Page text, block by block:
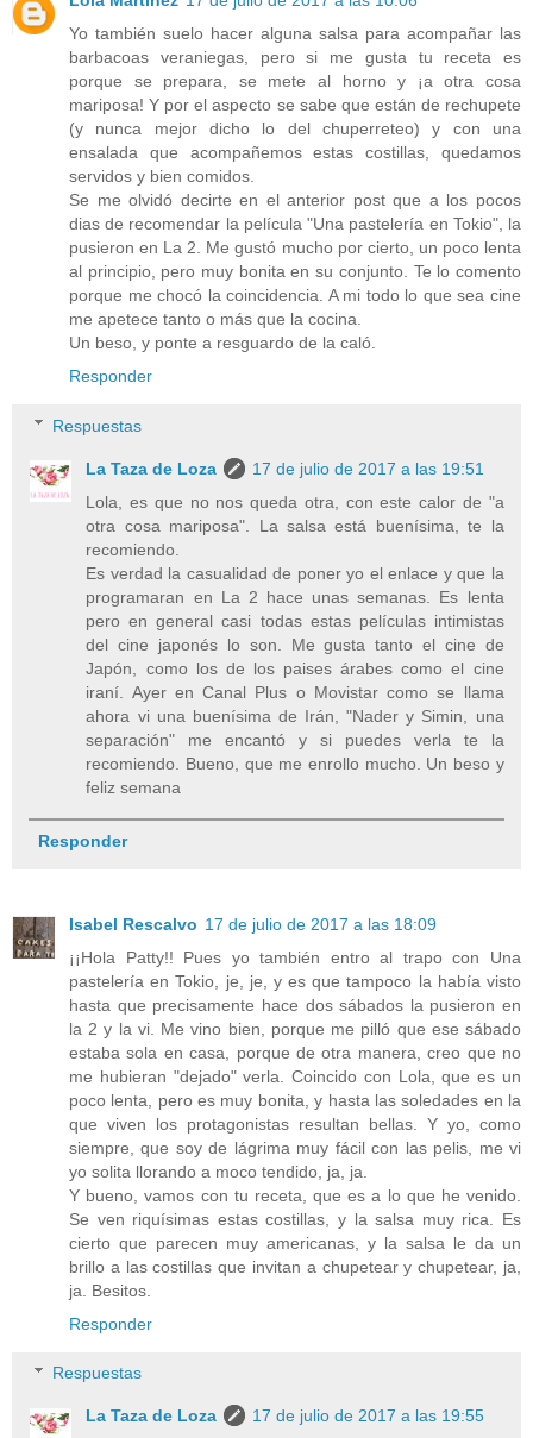
Yo también suelo hacer alguna salsa para acompañar las
barbacoas veraniegas, pero si me gusta tu receta es
porque se prepara, se mete al horno y ¡a otra cosa
mariposa! Y por el aspecto se sabe que están de rechupete
(y nunca mejor dicho lo del chuperreteo) y con una
ensalada que acompañemos estas costillas, quedamos
servidos y bien comidos.
Se me olvidó decirte en el anterior post que a los pocos
dias de recomendar la película "Una pastelería en Tokio", la
pusieron en La 2. Me gustó mucho por cierto, un poco lenta
al principio, pero muy bonita en su conjunto. Te lo comento
porque me chocó la coincidencia. A mi todo lo que sea cine
me apetece tanto o más que la cocina.
Un beso, y ponte a resguardo de la caló.
Responder
Respuestas
La Taza de Loza
17 de julio de 2017 a las 19:51
Lola, es que no nos queda otra, con este calor de "a
otra cosa mariposa". La salsa está buenísima, te la
recomiendo.
Es verdad la casualidad de poner yo el enlace y que la
programaran en La 2 hace unas semanas. Es lenta
pero en general casi todas estas películas intimistas
del cine japonés lo son. Me gusta tanto el cine de
Japón, como los de los paises árabes como el cine
iraní. Ayer en Canal Plus o Movistar como se llama
ahora vi una buenísima de Irán, "Nader y Simin, una
separación" me encantó y si puedes verla te la
recomiendo. Bueno, que me enrollo mucho. Un beso y
feliz semana
Responder
Isabel Rescalvo 17 de julio de 2017 a las 18:09
¡¡Hola Patty!! Pues yo también entro al trapo con Una
pastelería en Tokio, je, je, y es que tampoco la había visto
hasta que precisamente hace dos sábados la pusieron en
la 2 y la vi. Me vino bien, porque me pilló que ese sábado
estaba sola en casa, porque de otra manera, creo que no
me hubieran "dejado" verla. Coincido con Lola, que es un
poco lenta, pero es muy bonita, y hasta las soledades en la
que viven los protagonistas resultan bellas. Y yo, como
siempre, que soy de lágrima muy fácil con las pelis, me vi
yo solita llorando a moco tendido, ja, ja.
Y bueno, vamos con tu receta, que es a lo que he venido.
Se ven riquísimas estas costillas, y la salsa muy rica. Es
cierto que parecen muy americanas, y la salsa le da un
brillo a las costillas que invitan a chupetear y chupetear, ja,
ja. Besitos.
Responder
Respuestas
La Taza de Loza
17 de julio de 2017 a las 19:55